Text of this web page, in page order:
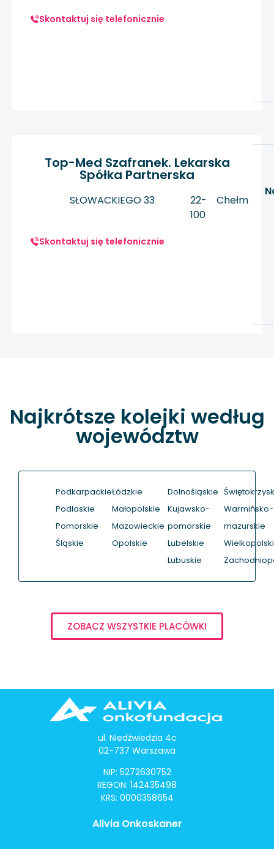
Skontaktuj się telefonicznie
Top-Med Szafranek. Lekarska
Spółka Partnerska
SŁOWACKIEGO 33
22-
100
Chełm
Skontaktuj się telefonicznie
Najkrótsze kolejki według
województw
Podkarpackie
Podlaskie
Pomorskie
Śląskie
Łódzkie
Małopolskie
Mazowieckie
Opolskie
Dolnośląskie
Kujawsko-
pomorskie
Lubelskie
Lubuskie
Warmińsko-
mazurskie
ZOBACZ WSZYSTKIE PLACÓWKI
ul. Niedźwiedzia 4c
02-737 Warszawa
NIP: 5272630752
REGON: 142435498
KRS: 0000358654
Alivia Onkoskaner